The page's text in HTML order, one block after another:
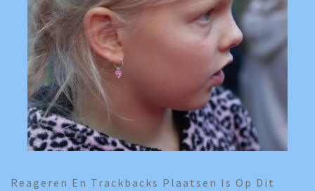
Reageren En Trackbacks Plaatsen Is Op Dit